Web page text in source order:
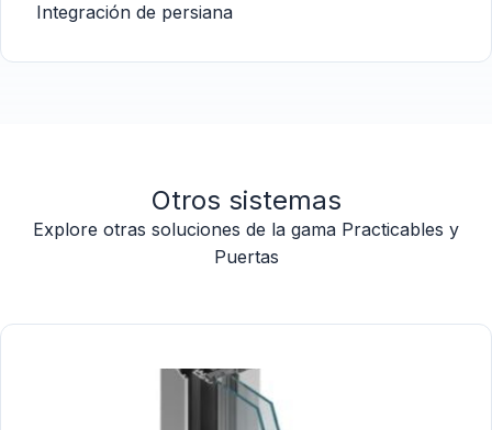
Integración de persiana
Otros sistemas
Explore otras soluciones de la gama Practicables y
Puertas